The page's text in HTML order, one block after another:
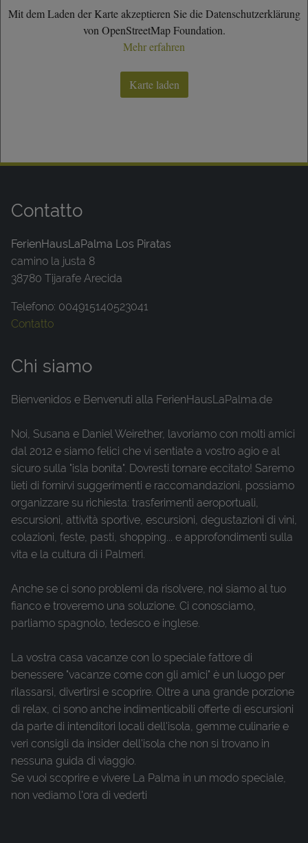
Mit dem Laden der Karte akzeptieren Sie die Datenschutzerklärung
von OpenStreetMap Foundation.
Mehr erfahren
Karte laden
Contatto
FerienHausLaPalma Los Piratas
camino la justa 8
38780 Tijarafe Arecida
Telefono: 004915140523041
Contatto
Chi siamo
Bienvenidos e Benvenuti alla FerienHausLaPalma.de
Noi, Susana e Daniel Weirether, lavoriamo con molti amici
dal 2012 e siamo felici che vi sentiate a vostro agio e al
sicuro sulla "isla bonita". Dovresti tornare eccitato! Saremo
lieti di fornirvi suggerimenti e raccomandazioni, possiamo
organizzare su richiesta: trasferimenti aeroportuali,
escursioni, attività sportive, escursioni, degustazioni di vini,
colazioni, feste, pasti, shopping... e approfondimenti sulla
vita e la cultura di i Palmeri.
Anche se ci sono problemi da risolvere, noi siamo al tuo
fianco e troveremo una soluzione. Ci conosciamo,
parliamo spagnolo, tedesco e inglese.
La vostra casa vacanze con lo speciale fattore di
benessere "vacanze come con gli amici" è un luogo per
rilassarsi, divertirsi e scoprire. Oltre a una grande porzione
di relax, ci sono anche indimenticabili offerte di escursioni
da parte di intenditori locali dell'isola, gemme culinarie e
veri consigli da insider dell'isola che non si trovano in
nessuna guida di viaggio.
Se vuoi scoprire e vivere La Palma in un modo speciale,
non vediamo l'ora di vederti